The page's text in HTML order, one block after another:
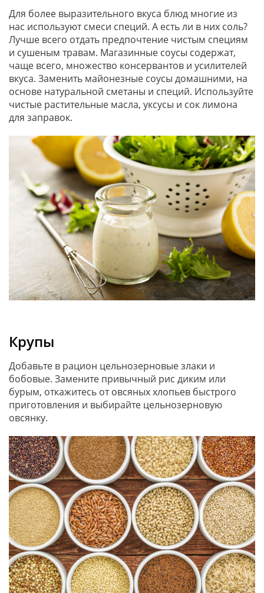
Для более выразительного вкуса блюд многие из
нас используют смеси специй. А есть ли в них соль?
Лучше всего отдать предпочтение чистым специям
и сушеным травам. Магазинные соусы содержат,
чаще всего, множество консервантов и усилителей
вкуса. Заменить майонезные соусы домашними, на
основе натуральной сметаны и специй. Используйте
чистые растительные масла, уксусы и сок лимона
для заправок.
Крупы
Добавьте в рацион цельнозерновые злаки и
бобовые. Замените привычный рис диким или
бурым, откажитесь от овсяных хлопьев быстрого
приготовления и выбирайте цельнозерновую
овсянку.